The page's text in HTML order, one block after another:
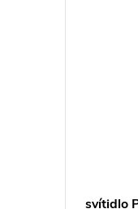
svítidlo